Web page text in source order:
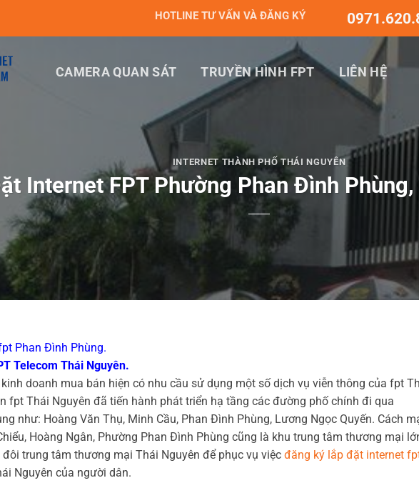
HOTLINE TƯ VẤN VÀ ĐĂNG KÝ
CAMERA QUAN SÁT TRUYỀN HÌNH FPT LIÊN HỆ
INTERNET THÀNH PHỐ THÁI NGUYÊN
Internet FPT Phường Phan Đình
Phan Đình Phùng.
Telecom Thái Nguyên.
doanh mua bán hiện có nhu cầu sử dụng một số dịch vụ viễn thông của fpt
fpt Thái Nguyên đã tiến hành phát triển hạ tầng các đường phố chính đi qua
như: Hoàng Văn Thụ, Minh Cầu, Phan Đình Phùng, Lương Ngọc Quyến. Cách
Hoàng Ngân, Phường Phan Đình Phùng cũng là khu trung tâm thương mại
trung tâm thương mại Thái Nguyên để phục vụ việc đăng ký lắp đặt internet
Nguyên của người dân.